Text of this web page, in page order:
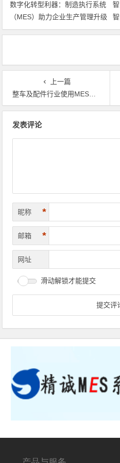
数字化转型利器：制造执行系统
（MES）助力企业生产管理升级
上一篇
整车及配件行业使用MES对生产管理的功效
发表评论
昵称 *
邮箱 *
网址
滑动解锁才能提交